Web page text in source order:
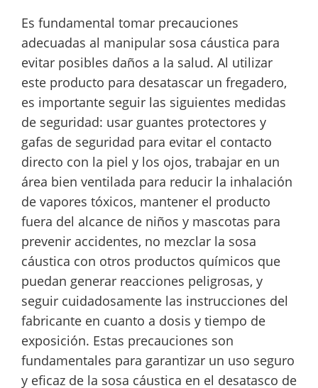
Es fundamental tomar precauciones
adecuadas al manipular sosa cáustica para
evitar posibles daños a la salud. Al utilizar
este producto para desatascar un fregadero,
es importante seguir las siguientes medidas
de seguridad: usar guantes protectores y
gafas de seguridad para evitar el contacto
directo con la piel y los ojos, trabajar en un
área bien ventilada para reducir la inhalación
de vapores tóxicos, mantener el producto
fuera del alcance de niños y mascotas para
prevenir accidentes, no mezclar la sosa
cáustica con otros productos químicos que
puedan generar reacciones peligrosas, y
seguir cuidadosamente las instrucciones del
fabricante en cuanto a dosis y tiempo de
exposición. Estas precauciones son
fundamentales para garantizar un uso seguro
y eficaz de la sosa cáustica en el desatasco de